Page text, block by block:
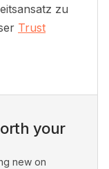
zu
Trust
your
new on